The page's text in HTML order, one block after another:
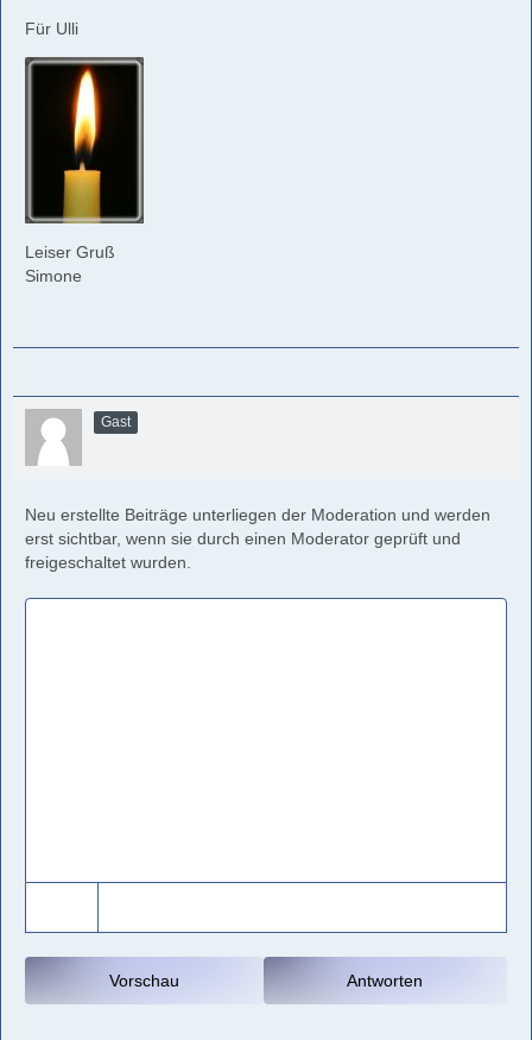
Für Ulli
Leiser Gruß
Simone
Gast
Neu erstellte Beiträge unterliegen der Moderation und werden
erst sichtbar, wenn sie durch einen Moderator geprüft und
freigeschaltet wurden.
Antworten
Vorschau